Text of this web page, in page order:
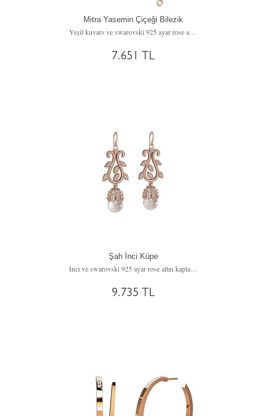
Mitra Yasemin Çiçeği Bilezik
Yeşil kuvars ve swarovski 925 ayar rose altın kaplama gümüş bilezik
7.651 TL
Şah İnci Küpe
Inci ve swarovski 925 ayar rose altın kaplama gümüş küpe
9.735 TL